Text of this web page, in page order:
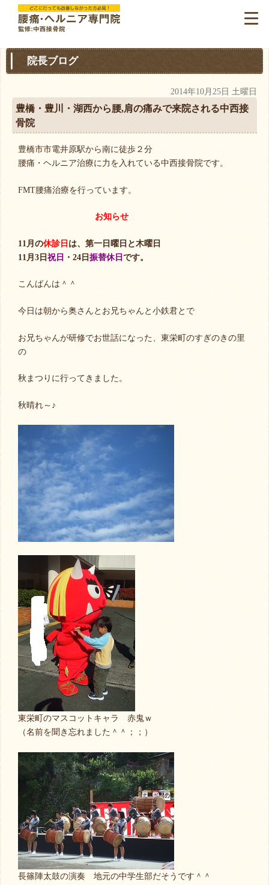
院長ブログ
2014年10月25日 土曜日
豊橋・豊川・湖西から腰,肩の痛みで来院される中西接
骨院
豊橋市市電井原駅から南に徒歩２分
腰痛・ヘルニア治療に力を入れている中西接骨院です。
FMT腰痛治療を行っています。
お知らせ
11月の休診日 は、第一日曜日と木曜日
11月3日祝日 ・24日振替休日です。
こんばんは＾＾
今日は朝から奥さんとお兄ちゃんと小鉄君とで
お兄ちゃんが研修でお世話になった、東栄町のすぎのきの里
の
秋まつりに行ってきました。
秋晴れ～♪
東栄町のマスコットキャラ 赤鬼ｗ
（名前を聞き忘れました＾＾；；）
長篠陣太鼓の演奏 地元の中学生部だそうです＾＾